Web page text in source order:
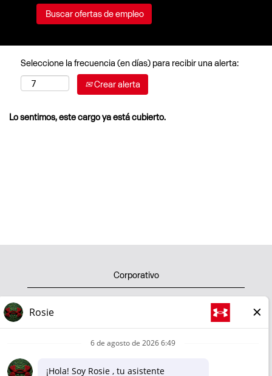
Seleccione la frecuencia (en días) para recibir una alerta:
Crear alerta
Lo sentimos, este cargo ya está cubierto.
Corporativo
Shop
Terminos de uso